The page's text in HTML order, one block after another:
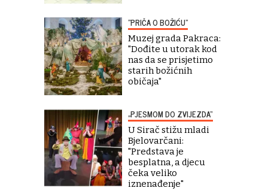
"PRIČA O BOŽIĆU"
Muzej grada Pakraca:
"Dođite u utorak kod
nas da se prisjetimo
starih božićnih
običaja"
„PJESMOM DO ZVIJEZDA“
U Sirač stižu mladi
Bjelovarčani:
"Predstava je
besplatna, a djecu
čeka veliko
iznenađenje"